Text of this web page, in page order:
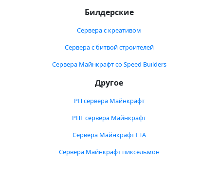
Билдерские
Сервера с креативом
Сервера с битвой строителей
Сервера Майнкрафт со Speed Builders
Другое
РП сервера Майнкрафт
РПГ сервера Майнкрафт
Сервера Майнкрафт ГТА
Сервера Майнкрафт пиксельмон